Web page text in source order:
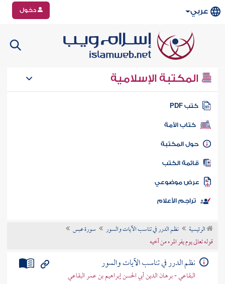
عربي دخول
المكتبة الإسلامية
كتب PDF
كتاب الأمة
المكتبة
الكتب
موضوعي
تراجم الأعلام
الرئيسية نظم الدرر في تناسب الآيات والسور
سورة عبس
قوله تعالى يوم يفر المرء من أخيه
نظم الدرر في تناسب الآيات والسور
البقاعي - برهان الدين أبي الحسن إبراهيم بن عمر البقاعي